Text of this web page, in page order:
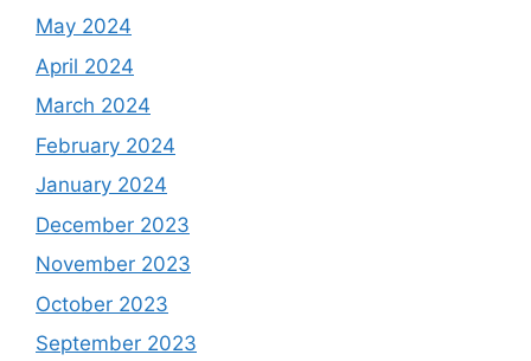
May 2024
April 2024
March 2024
February 2024
January 2024
December 2023
November 2023
October 2023
September 2023